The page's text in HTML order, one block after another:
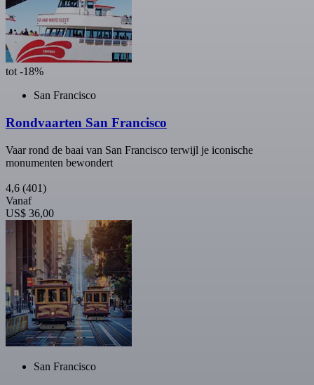
tot -18%
San Francisco
Rondvaarten San Francisco
Vaar rond de baai van San Francisco terwijl je iconische
monumenten bewondert
4,6 (401)
Vanaf
US$ 36,00
San Francisco